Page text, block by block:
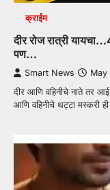
क्राईम
दीर रोज रात्री
पण…
Smart News
दीर आणि वहिनीचे नाते तर
आणि वहिनीचे थट्टा मस्करी